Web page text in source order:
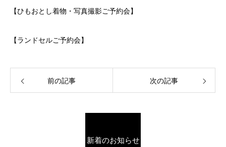
【ひもおとし着物・写真撮影ご予約会】
【ランドセルご予約会】
前の記事 次の記事
新着のお知らせ